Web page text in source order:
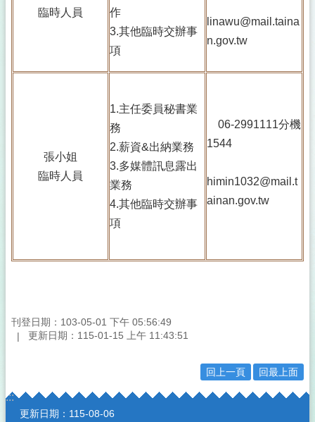
臨時人員
作
3.其他臨時交辦事
項
linawu@mail.taina
n.gov.tw
張小姐
臨時人員
1.主任委員秘書業
務
2.薪資&出納業務
3.多媒體訊息露出
業務
4.其他臨時交辦事
項
06-2991111分機
1544
himin1032@mail.t
ainan.gov.tw
刊登日期：103-05-01 下午 05:56:49
更新日期：115-01-15 上午 11:43:51
回上一頁 回最上面
:::
更新日期： 115-08-06